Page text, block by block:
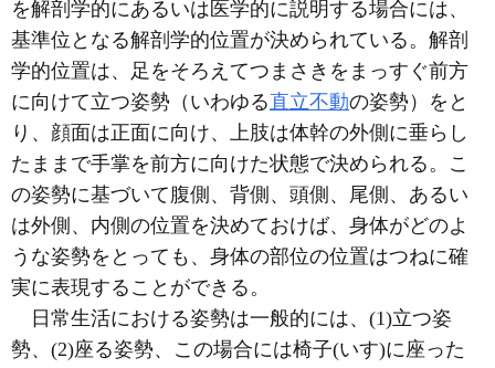
を解剖学的にあるいは医学的に説明する場合には、
基準位となる解剖学的位置が決められている。解剖
学的位置は、足をそろえてつまさきをまっすぐ前方
に向けて立つ姿勢（いわゆる直立不動の姿勢）をと
り、顔面は正面に向け、上肢は体幹の外側に垂らし
たままで手掌を前方に向けた状態で決められる。こ
の姿勢に基づいて腹側、背側、頭側、尾側、あるい
は外側、内側の位置を決めておけば、身体がどのよ
うな姿勢をとっても、身体の部位の位置はつねに確
実に表現することができる。
日常生活における姿勢は一般的には、(1)立つ姿
勢、(2)座る姿勢、この場合には椅子(いす)に座った